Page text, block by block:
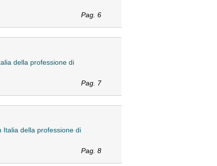
Pag. 6
della professione di
Pag. 7
Italia della professione di
Pag. 8